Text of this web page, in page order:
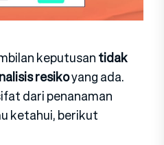
keputusantidak
resikoyang ada.
dari penanaman
ketahui, berikut